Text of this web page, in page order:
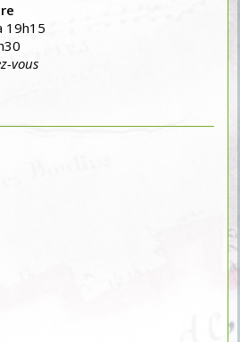
19h15
vous